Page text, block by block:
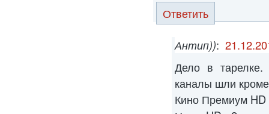
Ответить
Антип)):
Дело в
каналы шли
Кино Премиум HD